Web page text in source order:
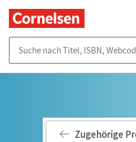
Zugehörige